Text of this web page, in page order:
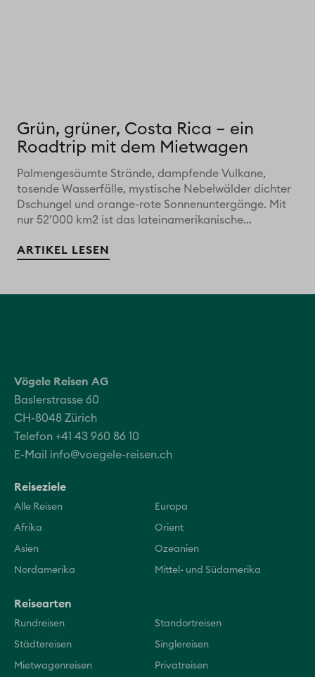
Grün, grüner, Costa Rica – ein
Roadtrip mit dem Mietwagen
Palmengesäumte Strände, dampfende Vulkane,
tosende Wasserfälle, mystische Nebelwälder dichter
Dschungel und orange-rote Sonnenuntergänge. Mit
nur 52’000 km2 ist das lateinamerikanische...
ARTIKEL LESEN
Vögele Reisen AG
Baslerstrasse 60
CH-8048 Zürich
Telefon +41 43 960 86 10
E-Mail info@voegele-reisen.ch
Reiseziele
Alle Reisen Europa
Afrika Orient
Asien Ozeanien
Nordamerika Mittel- und Südamerika
Reisearten
Rundreisen Standortreisen
Städtereisen Singlereisen
Mietwagenreisen Privatreisen